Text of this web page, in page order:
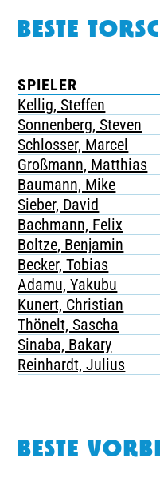
BESTE
SPIELER
Kellig, Steffen
Sonnenberg, Steven
Schlosser, Marcel
Großmann, Matthias
Baumann, Mike
Sieber, David
Bachmann, Felix
Boltze, Benjamin
Becker, Tobias
Adamu, Yakubu
Kunert, Christian
Thönelt, Sascha
Sinaba, Bakary
Reinhardt, Julius
BESTE